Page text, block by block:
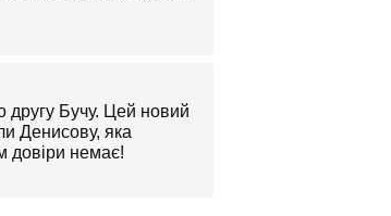
другу Бучу. Цей новий
Денисову, яка
довіри немає!